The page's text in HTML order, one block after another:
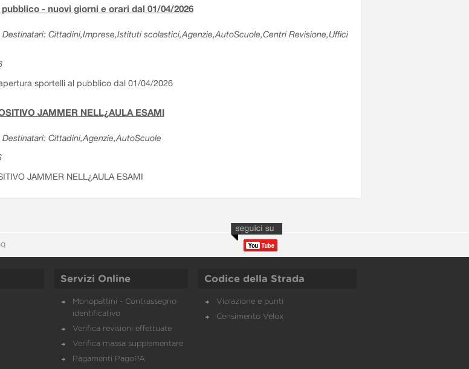
- nuovi giorni e orari dal 01/04/2026
Cittadini,Imprese,Istituti scolastici,Agenzie,AutoScuole,Centri Revisione,Uffici
sportelli al pubblico dal 01/04/2026
JAMMER NELL¿AULA ESAMI
Cittadini,Agenzie,AutoScuole
JAMMER NELL¿AULA ESAMI
Servizi Online
Monopattini - Contrassegno
identificativo
Verifica revisioni effettuate
Verifica massa supplementare
Pagamenti PagoPA
Codice della Strada
Violazione e punti
Censimento Velox